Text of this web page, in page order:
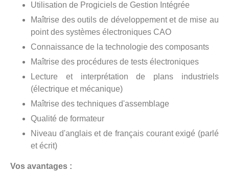
Utilisation de Progiciels de Gestion Intégrée
Maîtrise des outils de développement et de mise au
point des systèmes électroniques CAO
Connaissance de la technologie des composants
Maîtrise des procédures de tests électroniques
Lecture et interprétation de plans industriels
(électrique et mécanique)
Maîtrise des techniques d'assemblage
Qualité de formateur
Niveau d'anglais et de français courant exigé (parlé
et écrit)
Vos avantages :